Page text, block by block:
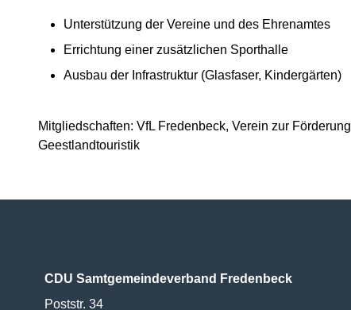
Unterstützung der Vereine und des Ehrenamtes
Errichtung einer zusätzlichen Sporthalle
Ausbau der Infrastruktur (Glasfaser, Kindergärten)
Mitgliedschaften: VfL Fredenbeck, Verein zur
Geestlandtouristik
CDU Samtgemeindeverband Fredenbeck
Poststr. 34